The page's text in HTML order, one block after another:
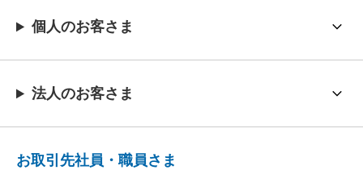
個人のお客さま
法人のお客さま
お取引先社員・職員さま